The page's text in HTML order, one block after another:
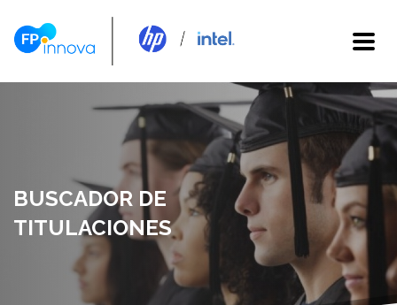
BUSCADOR DE
TITULACIONES